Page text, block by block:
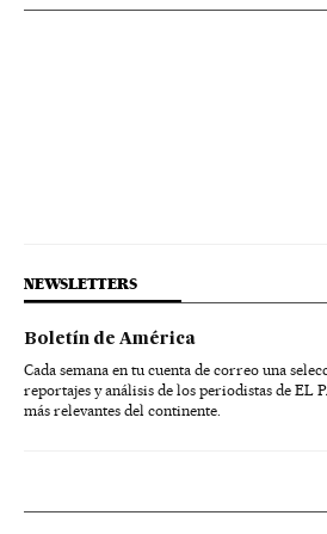
NEWSLETTERS
Boletín de América
Cada semana en tu cuenta de correo una
reportajes y análisis de los periodistas de EL
más relevantes del continente.